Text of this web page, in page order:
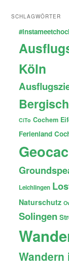
SCHLAGWÖRTER
Köln
CiTo Cochem
Ferienland
Leichlingen
Naturschutz
Solingen